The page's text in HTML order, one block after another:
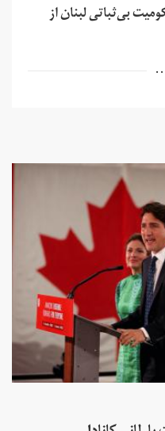
بی‌ثباتی لبنان از